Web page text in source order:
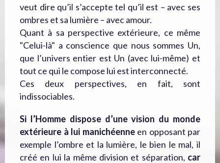
veut dire qu’il s’accepte tel qu’il est – avec ses
ombres et sa lumière – avec amour.
Quant à sa perspective extérieure, ce même
"Celui-là" a conscience que nous sommes Un,
que l’univers entier est Un (avec lui-même) et
tout ce qui le compose lui est interconnecté.
Ces deux perspectives, en fait, sont
indissociables.
Si l’Homme dispose d’une vision du monde
extérieure à lui manichéenneen opposant par
exemple l’ombre et la lumière, le bien le mal, il
créé en lui la même division et séparation, car